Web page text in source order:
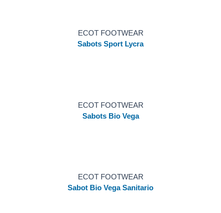
ECOT FOOTWEAR
Sabots Sport Lycra
ECOT FOOTWEAR
Sabots Bio Vega
ECOT FOOTWEAR
Sabot Bio Vega Sanitario